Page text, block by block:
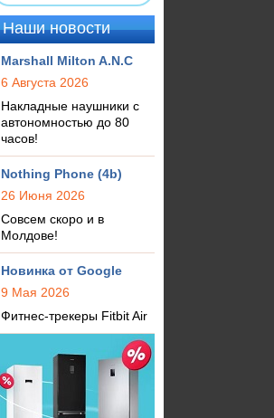
Наши новости
Marshall Milton A.N.C
6 Августа 2026
Накладные наушники с
автономностью до 80
часов!
Nothing Phone (4b)
26 Июня 2026
Совсем скоро и в
Молдове!
Новинка от Google
9 Мая 2026
Фитнес-трекеры Fitbit Air